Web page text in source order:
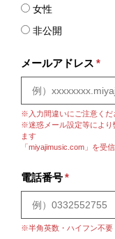
女性
非公開
メールアドレス *
※入力間違いにご注意くだ
※迷惑メール設定等により
ます
「miyajimusic.com」を受
電話番号*
※半角英数・ハイフン不要